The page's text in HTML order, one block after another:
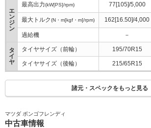
エ
ン
ジ
ン
最高出力(kW[PS]/rpm) 77[105]/5,000
最大トルク(N・m[kgf・m]/rpm) 162[16.50]/4,000
過給機 －
タ
イ
ヤ
タイヤサイズ（前輪） 195/70R15
タイヤサイズ（後輪） 215/65R15
諸元・スペックをもっと見る
マツダ ボンゴフレンディ
中古車情報